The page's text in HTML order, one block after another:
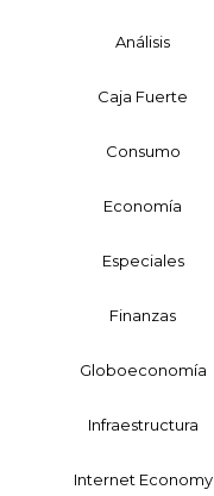
Análisis
Caja Fuerte
Consumo
Economía
Especiales
Finanzas
Globoeconomía
Infraestructura
Internet Economy